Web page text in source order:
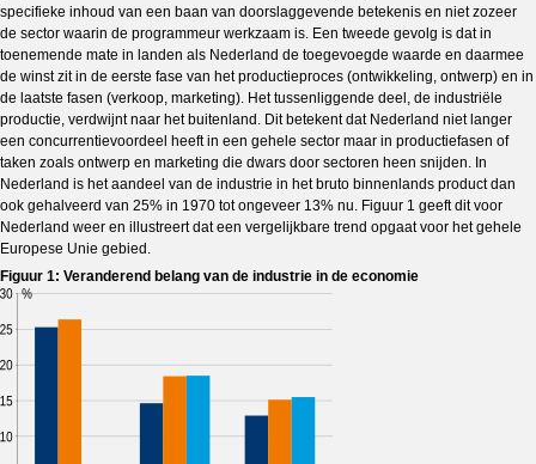
specifieke inhoud van een baan van doorslaggevende betekenis en niet zozeer
de sector waarin de programmeur werkzaam is. Een tweede gevolg is dat in
toenemende mate in landen als Nederland de toegevoegde waarde en daarmee
de winst zit in de eerste fase van het productieproces (ontwikkeling, ontwerp) en in
de laatste fasen (verkoop, marketing). Het tussenliggende deel, de industriële
productie, verdwijnt naar het buitenland. Dit betekent dat Nederland niet langer
een concurrentievoordeel heeft in een gehele sector maar in productiefasen of
taken zoals ontwerp en marketing die dwars door sectoren heen snijden. In
Nederland is het aandeel van de industrie in het bruto binnenlands product dan
ook gehalveerd van 25% in 1970 tot ongeveer 13% nu. Figuur 1 geeft dit voor
Nederland weer en illustreert dat een vergelijkbare trend opgaat voor het gehele
Europese Unie gebied.
Figuur 1: Veranderend belang van de industrie in de economie